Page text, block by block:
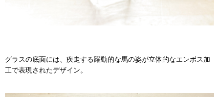
グラスの底面には、疾走する躍動的な馬の姿が立体的なエンボス加
工で表現されたデザイン。